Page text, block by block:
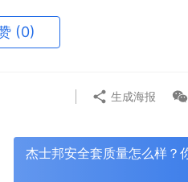
(0)
生成海报
杰士邦安全套质量怎么样？